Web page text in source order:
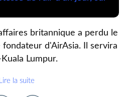
britannique a perdu le
d'AirAsia. Il servira
Lumpur.
Lire la suite